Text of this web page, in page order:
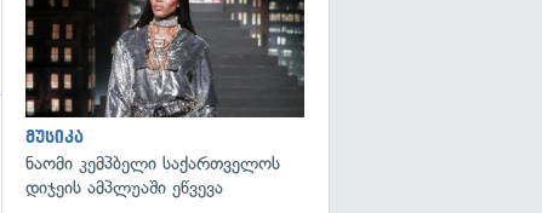
გადახედვა
მუსიკა
ნაომი კემპბელი საქართველოს
დიჯეის ამპლუაში ეწვევა